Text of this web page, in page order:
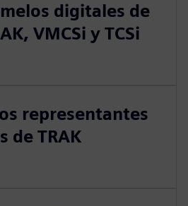
digitales de
VMCSi y TCSi
representantes
de TRAK